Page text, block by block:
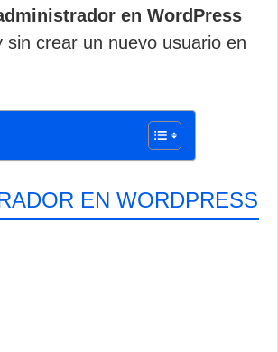
en WordPress
sin crear un nuevo usuario en
EN WORDPRESS